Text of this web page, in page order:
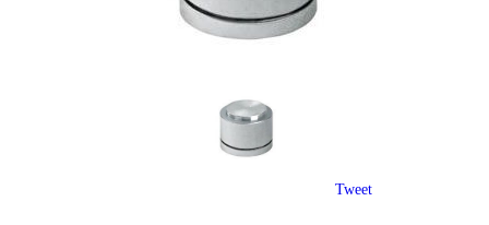
Tweet